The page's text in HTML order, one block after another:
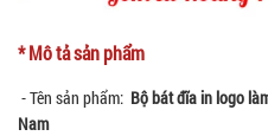
* Mô tả sản phẩm
- Tên sản phẩm: Bộ bát đĩa in logo
Nam